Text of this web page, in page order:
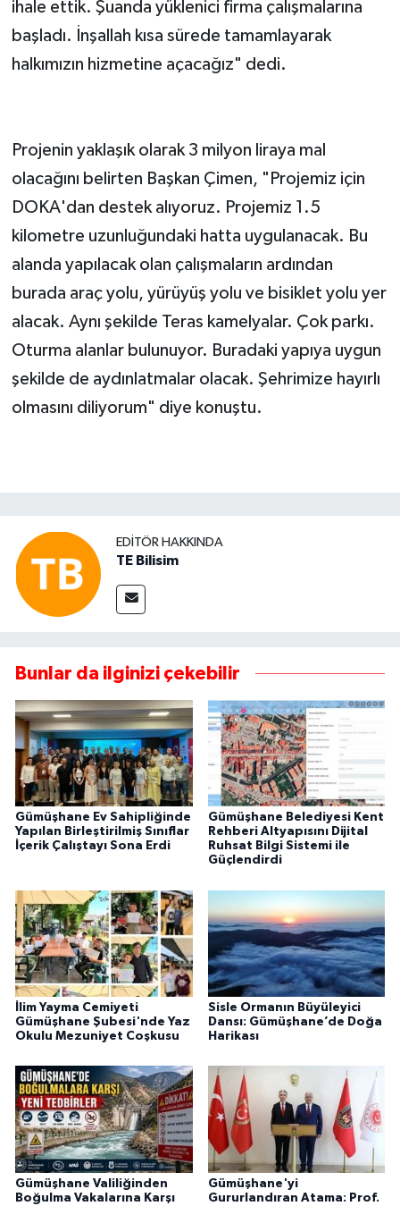
ihale ettik. Şuanda yüklenici firma çalışmalarına
başladı. İnşallah kısa sürede tamamlayarak
halkımızın hizmetine açacağız" dedi.
Projenin yaklaşık olarak 3 milyon liraya mal
olacağını belirten Başkan Çimen, "Projemiz için
DOKA'dan destek alıyoruz. Projemiz 1.5
kilometre uzunluğundaki hatta uygulanacak. Bu
alanda yapılacak olan çalışmaların ardından
burada araç yolu, yürüyüş yolu ve bisiklet yolu yer
alacak. Aynı şekilde Teras kamelyalar. Çok parkı.
Oturma alanlar bulunuyor. Buradaki yapıya uygun
şekilde de aydınlatmalar olacak. Şehrimize hayırlı
olmasını diliyorum" diye konuştu.
EDITÖR HAKKINDA
TE Bilisim
Bunlar da ilginizi çekebilir
Gümüşhane Ev Sahipliğinde
Yapılan Birleştirilmiş Sınıflar
İçerik Çalıştayı Sona Erdi
Gümüşhane Belediyesi Kent
Rehberi Altyapısını Dijital
Ruhsat Bilgi Sistemi ile
Güçlendirdi
İlim Yayma Cemiyeti
Gümüşhane Şubesi'nde Yaz
Okulu Mezuniyet Coşkusu
Sisle Ormanın Büyüleyici
Dansı: Gümüşhane’de Doğa
Harikası
Gümüşhane Valiliğinden
Boğulma Vakalarına Karşı
Gümüşhane'yi
Gururlandıran Atama: Prof.